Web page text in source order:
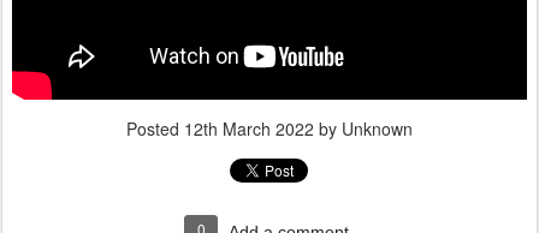
Posted 12th March 2022 by Unknown
0